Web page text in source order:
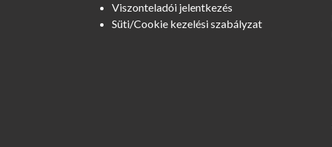
Viszonteladói jelentkezés
Süti/Cookie kezelési szabályzat